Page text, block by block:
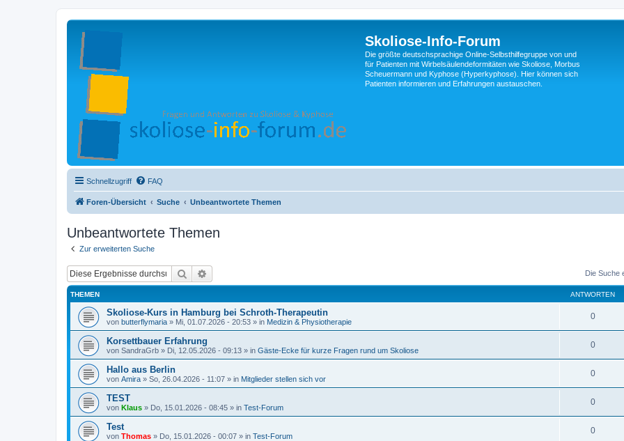
Skoliose-Info-Forum
Die größte deutschsprachige Online-Selbsthilfegruppe von und
für Patienten mit Wirbelsäulendeformitäten wie Skoliose, Morbus
Scheuermann und Kyphose (Hyperkyphose). Hier können sich
Patienten informieren und Erfahrungen austauschen.
Schnellzugriff FAQ
Foren-Übersicht Suche Unbeantwortete Themen
Unbeantwortete Themen
Zur erweiterten Suche
Suche Die Suche
THEMEN ANTWORTEN
Skoliose-Kurs in Hamburg bei Schroth-Therapeutin
von butterflymaria » Mi, 01.07.2026 - 20:53 » in Medizin & Physiotherapie
0
Korsettbauer Erfahrung
von SandraGrb » Di, 12.05.2026 - 09:13 » in Gäste-Ecke für kurze Fragen rund um Skoliose
0
Hallo aus Berlin
von Amira » So, 26.04.2026 - 11:07 » in Mitglieder stellen sich vor
0
TEST
von Klaus » Do, 15.01.2026 - 08:45 » in Test-Forum
0
Test
von Thomas » Do, 15.01.2026 - 00:07 » in Test-Forum
0